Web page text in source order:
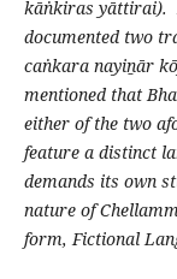
kāṅkiras yāttirai).
documented two
caṅkara nayiṉār
mentioned that
either of the two
feature a distinct
demands its own
nature of
form, Fictional